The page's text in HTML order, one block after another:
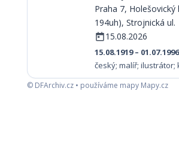
Praha 7, Holešovický
194uh), Strojnická ul.
15.08.2026
15.08.1919 – 01.07.1996
český; malíř; ilustrátor;
© DFArchiv.cz • používáme mapy Mapy.cz